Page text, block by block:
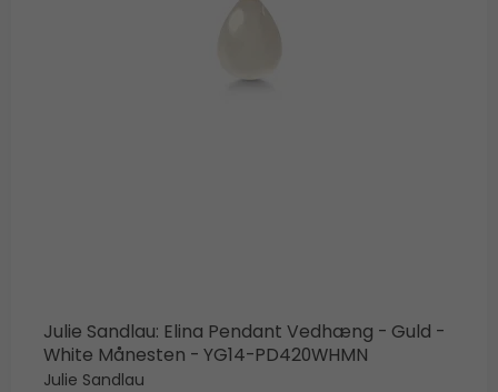
Julie Sandlau: Elina Pendant Vedhæng - Guld -
White Månesten - YG14-PD420WHMN
Julie Sandlau